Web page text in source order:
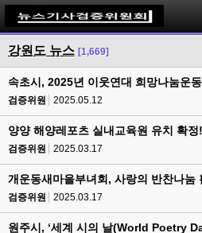
강원도 뉴스 [1,669]
속초시, 2025년 이웃연대 희망나눔운
검증위원 2025.05.12
양양 해양레포츠 실내교육원 유치 확정!
검증위원 2025.03.17
개운동새마을부녀회, 사랑의 반찬나눔
검증위원 2025.03.17
원주시, ‘세계 시의 날(World Poetry